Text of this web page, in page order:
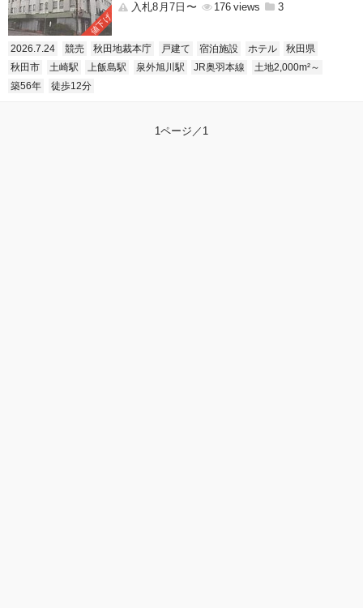
値下げ
入札8月7日〜
176 3
2026.7.24 競売 秋田地裁本庁 戸建て 宿泊施設 ホテル
秋田県
秋田市
土崎駅 上飯島駅 泉外旭川駅 JR奥羽本線
土地2,000m²～
築56年
徒歩12分
1ページ／1